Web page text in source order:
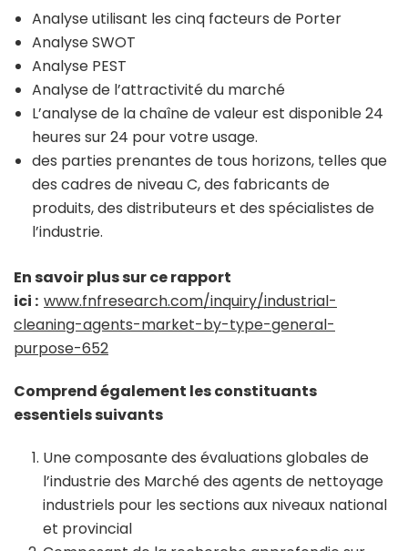
Analyse utilisant les cinq facteurs de Porter
Analyse SWOT
Analyse PEST
Analyse de l’attractivité du marché
L’analyse de la chaîne de valeur est disponible 24
heures sur 24 pour votre usage.
des parties prenantes de tous horizons, telles que
des cadres de niveau C, des fabricants de
produits, des distributeurs et des spécialistes de
l’industrie.
En savoir plus sur ce rapport
ici : www.fnfresearch.com/inquiry/industrial-
cleaning-agents-market-by-type-general-
purpose-652
Comprend également les constituants
essentiels suivants
Une composante des évaluations globales de
l’industrie des Marché des agents de nettoyage
industriels pour les sections aux niveaux national
et provincial